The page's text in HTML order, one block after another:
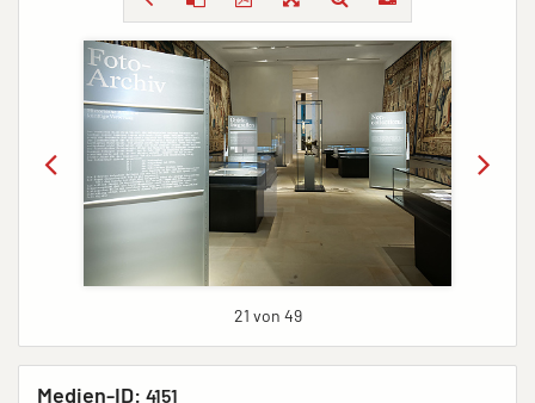
21 von 49
Medien-ID: 4151